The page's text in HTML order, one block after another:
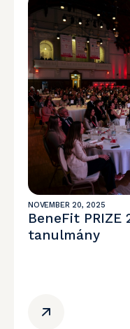
NOVEMBER 20, 2025
BeneFit PRIZE
tanulmány